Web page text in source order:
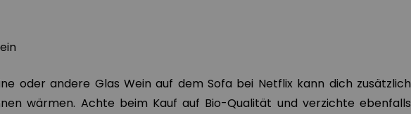
oder andere Glas Wein auf dem Sofa bei Netflix kann dich zusätzlich
wärmen. Achte beim Kauf auf Bio-Qualität und verzichte ebenfalls